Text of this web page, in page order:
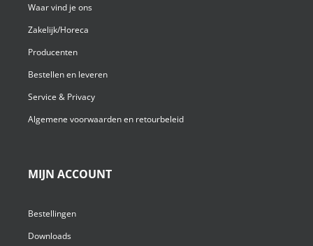
Waar vind je ons
Zakelijk/Horeca
Producenten
Bestellen en leveren
Service & Privacy
Algemene voorwaarden en retourbeleid
MIJN ACCOUNT
Bestellingen
Downloads